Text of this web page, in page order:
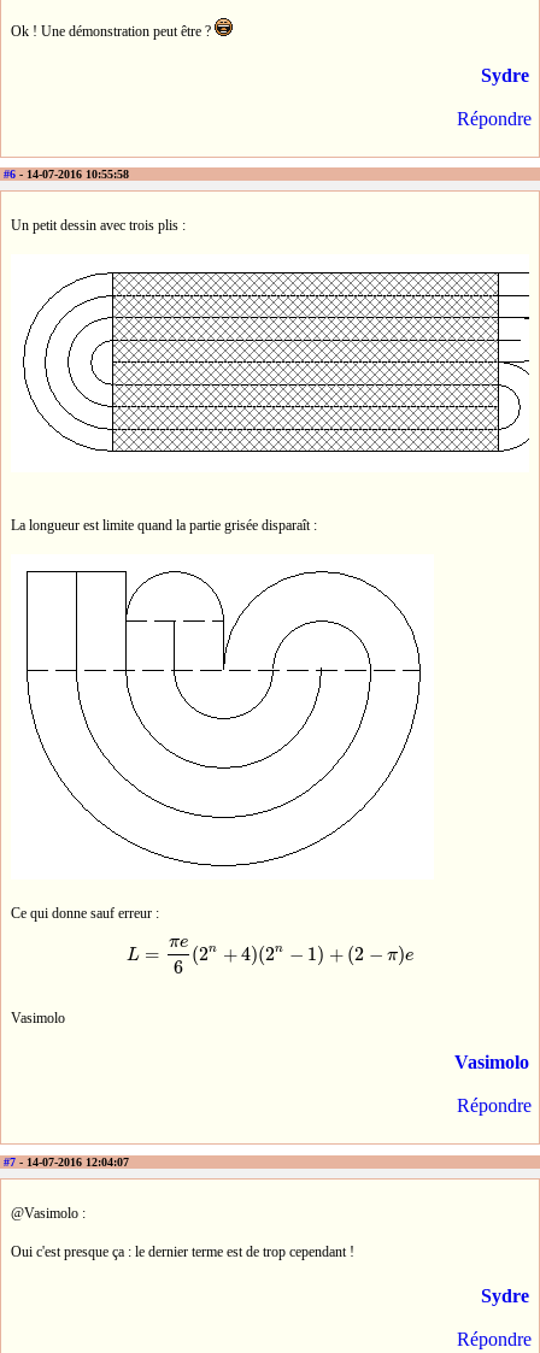
Ok ! Une démonstration peut être ?
Sydre
Répondre
#6 - 14-07-2016 10:55:58
Un petit dessin avec trois plis :
La longueur est limite quand la partie grisée disparaît :
Ce qui donne sauf erreur :
L =
πe
6
(2n +4)(2n − 1) + (2 − π)e
L=πe 6(2 n+4)(2n −1) +( 2 −π) e
Vasimolo
Vasimolo
Répondre
#7 - 14-07-2016 12:04:07
@Vasimolo :
Oui c'est presque ça : le dernier terme est de trop cependant !
Sydre
Répondre